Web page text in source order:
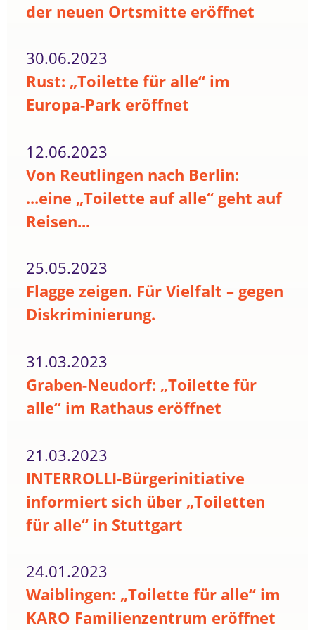
der neuen Ortsmitte eröffnet
30.06.2023
Rust: „Toilette für alle“ im
Europa-Park eröffnet
12.06.2023
Von Reutlingen nach Berlin:
...eine „Toilette auf alle“ geht auf
Reisen...
25.05.2023
Flagge zeigen. Für Vielfalt – gegen
Diskriminierung.
31.03.2023
Graben-Neudorf: „Toilette für
alle“ im Rathaus eröffnet
21.03.2023
INTERROLLI-Bürgerinitiative
informiert sich über „Toiletten
für alle“ in Stuttgart
24.01.2023
Waiblingen: „Toilette für alle“ im
KARO Familienzentrum eröffnet